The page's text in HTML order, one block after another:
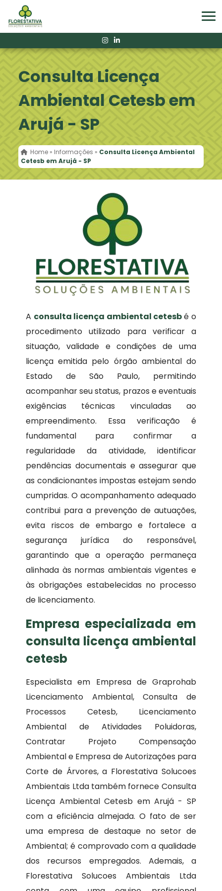
Consulta Licença
Ambiental Cetesb em
Arujá - SP
Home » Informações » Consulta Licença Ambiental
Cetesb em Arujá - SP
A consulta licença ambiental cetesbé o
procedimento utilizado para verificar a
situação, validade e condições de uma
licença emitida pelo órgão ambiental do
Estado de São Paulo, permitindo
acompanhar seu status, prazos e eventuais
exigências técnicas vinculadas ao
empreendimento. Essa verificação é
fundamental para confirmar a
regularidade da atividade, identificar
pendências documentais e assegurar que
as condicionantes impostas estejam sendo
cumpridas. O acompanhamento adequado
contribui para a prevenção de autuações,
evita riscos de embargo e fortalece a
segurança jurídica do responsável,
garantindo que a operação permaneça
alinhada às normas ambientais vigentes e
às obrigações estabelecidas no processo
de licenciamento.
Empresa especializada em
consulta licença ambiental
cetesb
Especialista em Empresa de Graprohab
Licenciamento Ambiental, Consulta de
Processos Cetesb, Licenciamento
Ambiental de Atividades Poluidoras,
Contratar Projeto Compensação
Ambiental e Empresa de Autorizações para
Corte de Árvores, a Florestativa Solucoes
Ambientais Ltda também fornece Consulta
Licença Ambiental Cetesb em Arujá - SP
com a eficiência almejada. O fato de ser
uma empresa de destaque no setor de
Ambiental; é comprovado com a qualidade
dos recursos empregados. Ademais, a
Florestativa Solucoes Ambientais Ltda